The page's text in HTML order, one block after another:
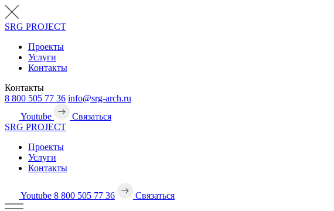
SRG PROJECT
Проекты
Услуги
Контакты
Контакты
8 800 505 77 36 info@srg-arch.ru
Youtube
Связаться
SRG PROJECT
Проекты
Услуги
Контакты
Youtube 8 800 505 77 36 Связаться